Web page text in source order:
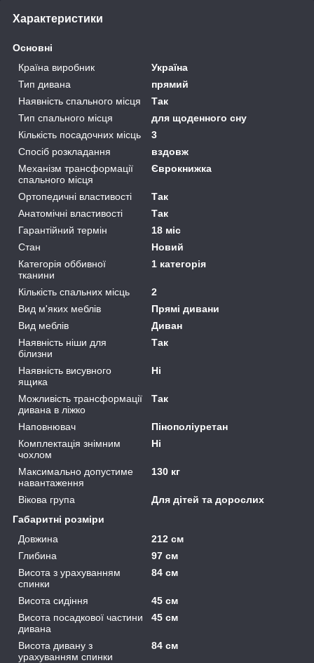
Характеристики
Основні
Країна виробник
Україна
Тип дивана
прямий
Наявність спального місця
Так
Тип спального місця
для щоденного сну
Кількість посадочних місць
3
Спосіб розкладання
вздовж
Механізм трансформації
спального місця
Єврокнижка
Ортопедичні властивості
Так
Анатомічні властивості
Так
Гарантійний термін
18 міс
Стан
Новий
Категорія оббивної
тканини
1 категорія
Кількість спальних місць
2
Вид м'яких меблів
Прямі дивани
Вид меблів
Диван
Наявність ніши для
білизни
Так
Наявність висувного
ящика
Ні
Можливість трансформації
дивана в ліжко
Так
Наповнювач
Пінополіуретан
Комплектація знімним
чохлом
Ні
Максимально допустиме
навантаження
130 кг
Вікова група
Для дітей та дорослих
Габаритні розміри
Довжина
212 см
Глибина
97 см
Висота з урахуванням
спинки
84 см
Висота сидіння
45 см
Висота посадкової частини
дивана
45 см
Висота дивану з
урахуванням спинки
84 см